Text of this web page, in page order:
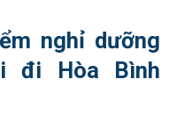
nghỉ dưỡng
đi Hòa Bình